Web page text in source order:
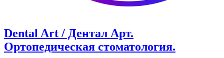
Dental Art / Дентал Арт.
Ортопедическая стоматология.